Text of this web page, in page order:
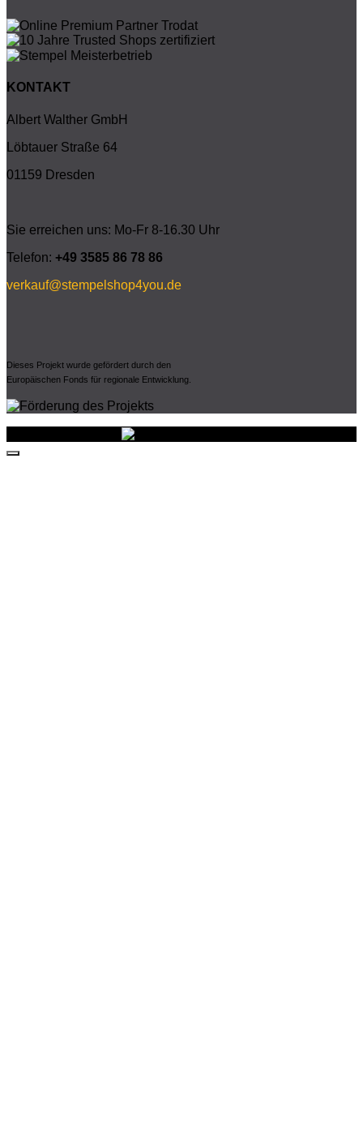
KONTAKT
Albert Walther GmbH
Löbtauer Straße 64
01159 Dresden
Sie erreichen uns: Mo-Fr 8-16.30 Uhr
Telefon: +49 3585 86 78 86
verkauf@stempelshop4you.de
Dieses Projekt wurde gefördert durch den
Europäischen Fonds für regionale Entwicklung.